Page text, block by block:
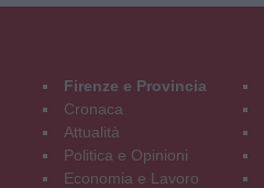
Firenze e Provincia
Cronaca
Attualità
Politica e Opinioni
Economia e Lavoro